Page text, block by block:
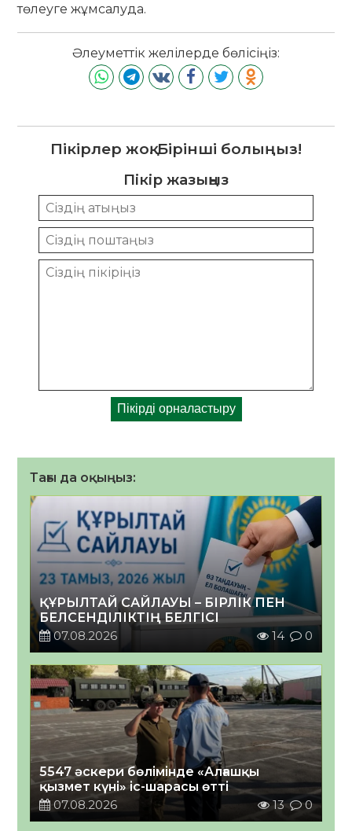
төлеуге жұмсалуда.
Әлеуметтік желілерде бөлісіңіз:
Пікірлер жоқ. Бірінші болыңыз!
Пікір жазыңыз
Тағы да оқыңыз:
ҚҰРЫЛТАЙ САЙЛАУЫ – БІРЛІК ПЕН
БЕЛСЕНДІЛІКТІҢ БЕЛГІСІ
07.08.2026
14 0
5547 әскери бөлімінде «Алғашқы
қызмет күні» іс-шарасы өтті
07.08.2026
13 0